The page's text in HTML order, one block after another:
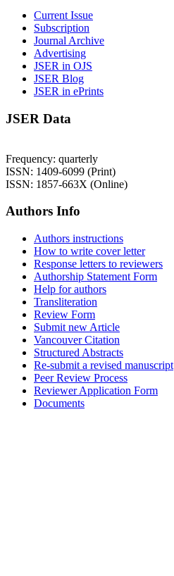
Current Issue
Subscription
Journal Archive
Advertising
JSER in OJS
JSER Blog
JSER in ePrints
JSER Data
Frequency: quarterly
ISSN: 1409-6099 (Print)
ISSN: 1857-663X (Online)
Authors Info
Authors instructions
How to write cover letter
Response letters to reviewers
Authorship Statement Form
Help for authors
Transliteration
Review Form
Submit new Article
Vancouver Citation
Structured Abstracts
Re-submit a revised manuscript
Peer Review Process
Reviewer Application Form
Documents